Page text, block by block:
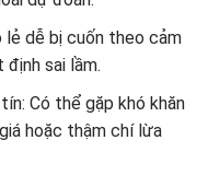
lẻ dễ bị cuốn theo cảm
sai lầm.
Có thể gặp khó khăn
hoặc thậm chí lừa